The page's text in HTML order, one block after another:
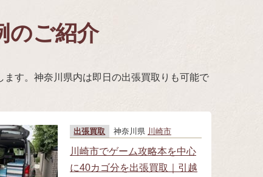
のご紹介
す。神奈川県内は即日の出張買取りも可能で
出張買取 神奈川県 川崎市
川崎市でゲーム攻略本を中心
に40カゴ分を出張買取｜引越